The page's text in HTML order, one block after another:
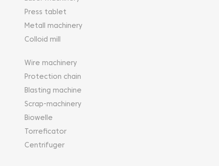
Press tablet
Metall machinery
Colloid mill
Wire machinery
Protection chain
Blasting machine
Scrap-machinery
Biowelle
Torreficator
Centrifuger